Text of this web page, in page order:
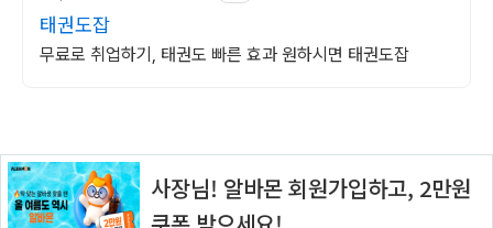
태권도잡
무료로 취업하기, 태권도 빠른 효과 원하시면 태권도잡